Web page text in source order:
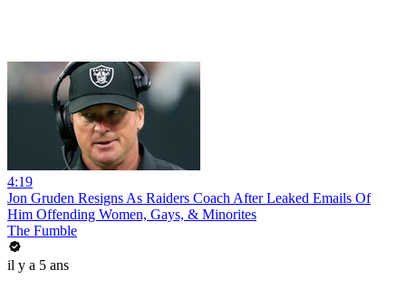
4:19
Jon Gruden Resigns As Raiders Coach After Leaked Emails Of
Him Offending Women, Gays, & Minorites
The Fumble
il y a 5 ans